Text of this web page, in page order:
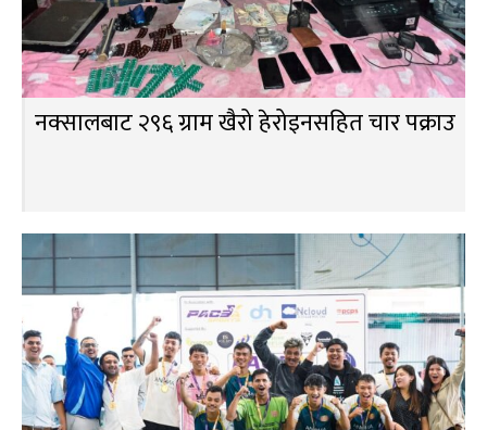
नक्सालबाट २९६ ग्राम खैरो हेरोइनसहित चार पक्राउ